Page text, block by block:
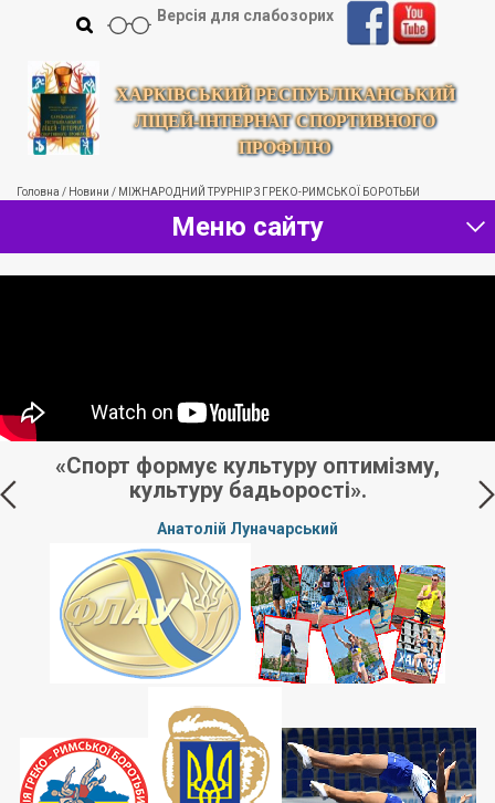
ХАРКІВСЬКИЙ РЕСПУБЛІКАНСЬКИЙ
ЛІЦЕЙ-ІНТЕРНАТ СПОРТИВНОГО
ПРОФІЛЮ
Версія для слабозорих
Головна / Новини / МІЖНАРОДНИЙ ТРУРНІР З ГРЕКО-РИМСЬКОЇ БОРОТЬБИ
Меню сайту
«Спорт формує культуру оптимізму,
культуру бадьорості».
Анатолій Луначарський